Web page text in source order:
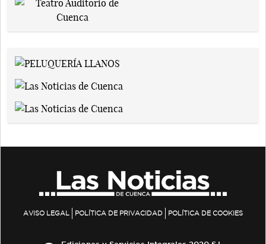
AVISO LEGAL POLÍTICA DE PRIVACIDAD POLÍTICA DE COOKIES